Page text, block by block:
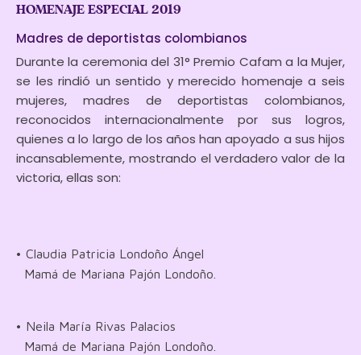
HOMENAJE ESPECIAL 2019
Madres de deportistas colombianos
Durante la ceremonia del 31° Premio Cafam a la Mujer,
se les rindió un sentido y merecido homenaje a seis
mujeres, madres de deportistas colombianos,
reconocidos internacionalmente por sus logros,
quienes a lo largo de los años han apoyado a sus hijos
incansablemente, mostrando el verdadero valor de la
victoria, ellas son:
• Claudia Patricia Londoño Ángel
Mamá de Mariana Pajón Londoño.
• Neila María Rivas Palacios
Mamá de Mariana Pajón Londoño.